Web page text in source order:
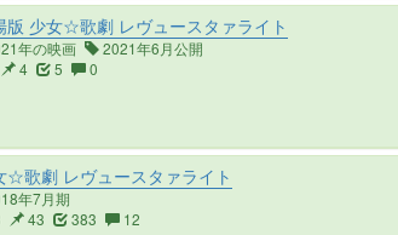
少女☆歌劇 レヴュースタァライト
年の映画
2021年6月公開
4 5 0
歌劇 レヴュースタァライト
年7月期
43 383 12